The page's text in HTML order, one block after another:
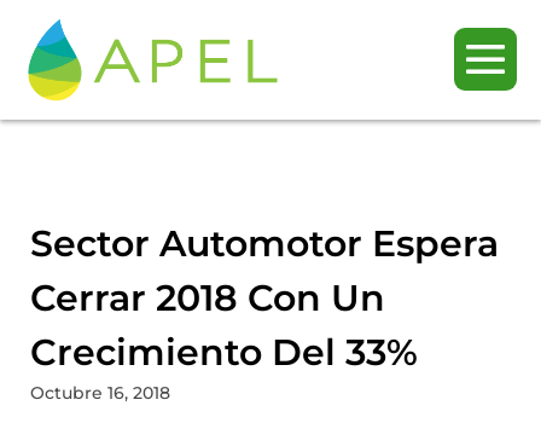
Sector Automotor Espera
Cerrar 2018 Con Un
Crecimiento Del 33%
Octubre 16, 2018